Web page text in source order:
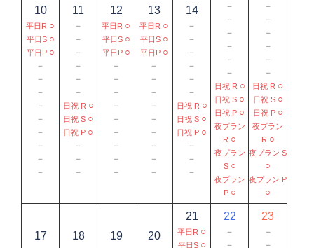
10
平日R ○
平日S ○
平日P ○
－
－
－
－
－
－
－
－
－
11
－
－
－
－
－
－
日祝 R ○
日祝 S ○
日祝 P ○
－
－
－
12
平日R ○
平日S ○
平日P ○
－
－
－
－
－
－
－
－
－
13
平日R ○
平日S ○
平日P ○
－
－
－
－
－
－
－
－
－
14
－
－
－
－
－
－
日祝 R ○
日祝 S ○
日祝 P ○
－
－
－
－
－
－
－
－
－
日祝 R ○
日祝 S ○
日祝 P ○
夜プラン
R ○
夜プラン
S ○
夜プラン
P ○
－
－
－
－
－
－
日祝 R ○
日祝 S ○
日祝 P ○
夜プラン
R ○
夜プラン S
○
夜プラン P
○
17 18 19 20
21
平日R ○
平日S ○
22
－
－
23
－
－